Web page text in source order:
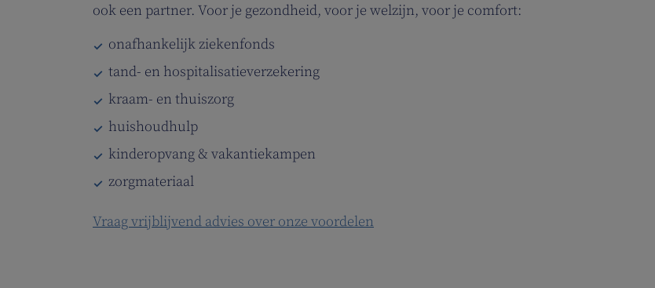
ook een partner. Voor je gezondheid, voor je welzijn, voor je comfort:
onafhankelijk ziekenfonds
tand- en hospitalisatieverzekering
kraam- en thuiszorg
huishoudhulp
kinderopvang & vakantiekampen
zorgmateriaal
Vraag vrijblijvend advies over onze voordelen